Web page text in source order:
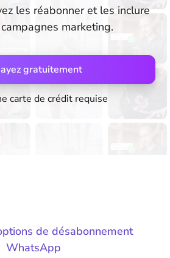
les réabonner et les inclure
marketing.
gratuitement
carte de crédit requise
de désabonnement
WhatsApp